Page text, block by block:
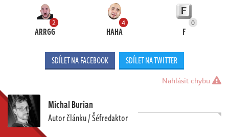
2
ARRGG
4
HAHA
0
F
SDÍLET NA FACEBOOK SDÍLET NA TWITTER
Nahlásit chybu
Michal Burian
Autor článku / Šéfredaktor